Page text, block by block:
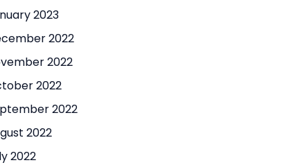
2023
2022
2022
2022
2022
2022
2022